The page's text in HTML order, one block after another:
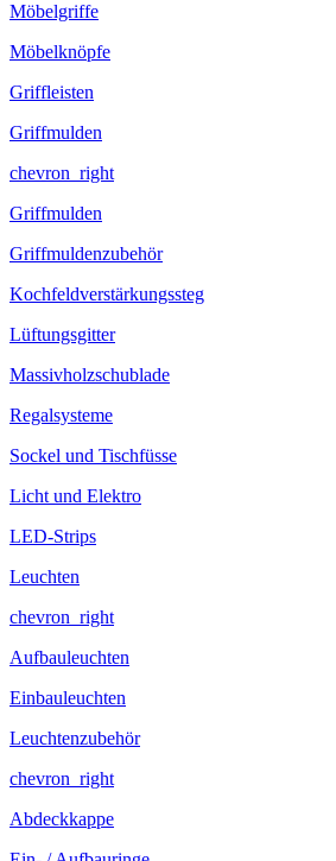
Möbelgriffe
Möbelknöpfe
Griffleisten
Griffmulden
chevron_right
Griffmulden
Griffmuldenzubehör
Kochfeldverstärkungssteg
Lüftungsgitter
Massivholzschublade
Regalsysteme
Sockel und Tischfüsse
Licht und Elektro
LED-Strips
Leuchten
chevron_right
Aufbauleuchten
Einbauleuchten
Leuchtenzubehör
chevron_right
Abdeckkappe